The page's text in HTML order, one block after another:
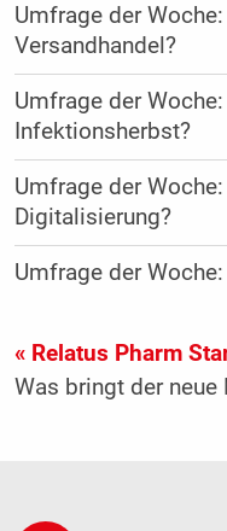
Umfrage der
Versandhandel?
Umfrage der
Infektionsherbst?
Umfrage der
Digitalisierung?
Umfrage der
« Relatus Pharm
Was bringt der